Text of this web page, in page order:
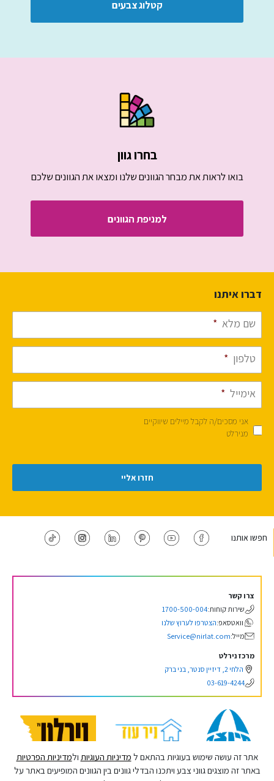
קטלוג צבעים
בחרו גוון
בואו לראות את מבחר הגוונים שלנו ומצאו את הגוונים שלכם
למניפת הגוונים
דברו איתנו
שם מלא *
טלפון *
אימייל *
אני מסכים/ה לקבל מיילים שיווקיים
מנירלט
חפשו אותנו
צרו קשר
שירות קוחות:1700-500-004
וואטסאפ:הצטרפו לערוץ שלנו
מייל:Service@nirlat.com
מרכז נירלט
הלחי 2, דיזיין סנטר, בני ברק
03-619-4244
אתר זה עושה שימוש בעוגיות בהתאם ל מדיניות העוגיות ולמדיניות הפרטיות
באתר זה מוצגים גווני צבע ויתכנו הבדלי גוונים בין הגוונים המופיעים באתר על